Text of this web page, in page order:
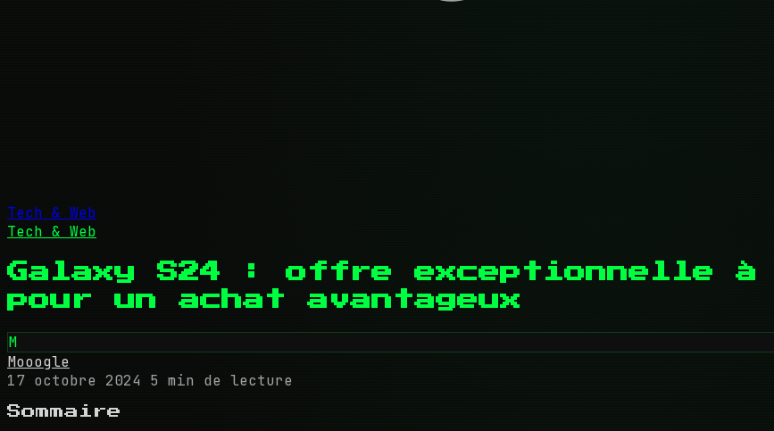
Tech & Web
Tech & Web
Galaxy S24 : offre exceptionnelle à
pour un achat avantageux
M
Mooogle
17 octobre 2024 5 min de lecture
Sommaire